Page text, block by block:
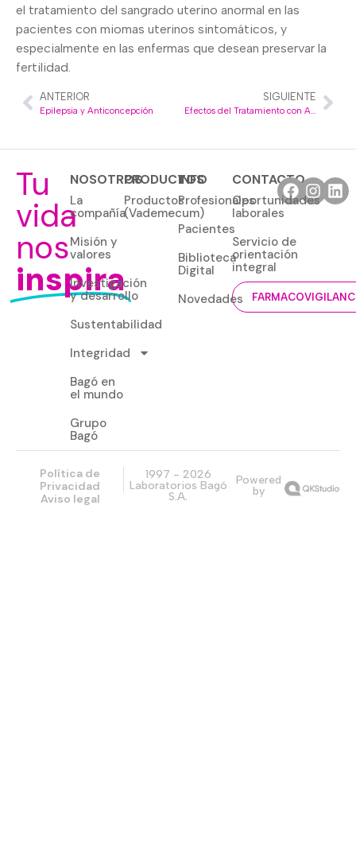
el tratamiento del sangrado uterino anormal en las
pacientes con miomas uterinos sintomáticos, y
especialmente en las enfermas que desean preservar la
fertilidad.
ANTERIOR
Epilepsia y Anticoncepción
SIGUIENTE
Efectos del Tratamiento con Acetato de Ulipristal en Pacientes con Miomas Uterinos
Tu
vida
nos
inspira
NOSOTROS
La
compañía
Misión y
valores
Investigación
y desarrollo
Sustentabilidad
Integridad
Bagó en
el mundo
Grupo
Bagó
PRODUCTOS
Productos
(Vademecum)
INFO
Profesionales
Pacientes
Biblioteca
Digital
Novedades
CONTACTO
Oportunidades
laborales
Servicio de
orientación
integral
Política de
Privacidad
Aviso legal
1997 - 2026
Laboratorios Bagó
S.A.
Powered
by